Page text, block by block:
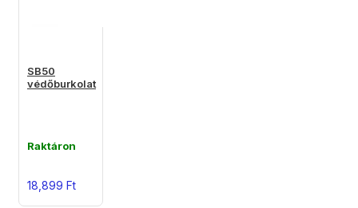
SB50
védőburkolat
Raktáron
18,899 Ft